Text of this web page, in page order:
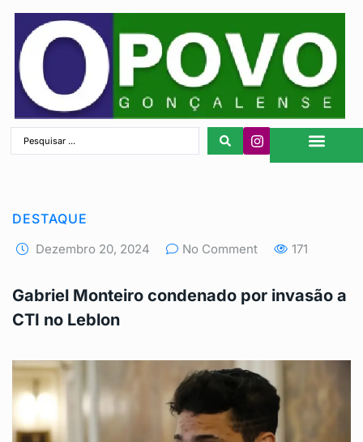
DESTAQUE
Dezembro 20, 2024 No Comment 171
Gabriel Monteiro condenado por invasão a
CTI no Leblon